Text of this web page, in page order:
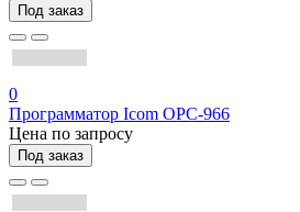
Под заказ
0
Программатор Icom OPC-966
Цена по запросу
Под заказ